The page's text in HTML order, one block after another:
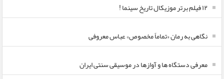
۱۲ فیلم برتر موزیکال تاریخ سینما !
نگاهی به رمان «تماماً مخصوص» عباس معروفی
معرفی دستگاه ها و آوازها در موسیقی سنتی ایران